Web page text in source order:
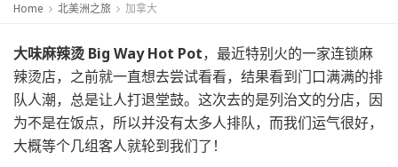
Home 北美洲之旅 加拿大
大味麻辣烫 Big Way Hot Pot，最近特别火的一家连锁麻
辣烫店，之前就一直想去尝试看看，结果看到门口满满的排
队人潮，总是让人打退堂鼓。这次去的是列治文的分店，因
为不是在饭点，所以并没有太多人排队，而我们运气很好，
大概等个几组客人就轮到我们了！